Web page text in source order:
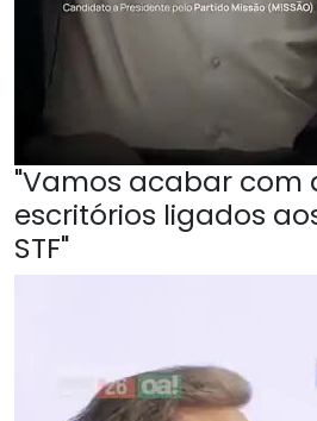
"Vamos acabar com
escritórios ligados
STF"